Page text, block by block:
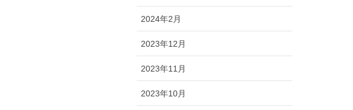
2024年2月
2023年12月
2023年11月
2023年10月